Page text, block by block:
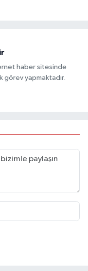
haber sitesinde
yapmaktadır.